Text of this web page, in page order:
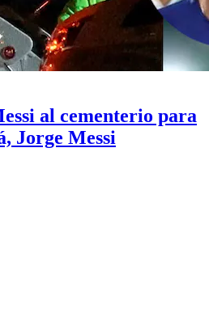
al cementerio para
Jorge Messi